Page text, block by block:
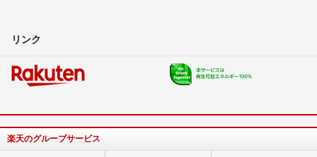
リンク
楽天のグループサービス